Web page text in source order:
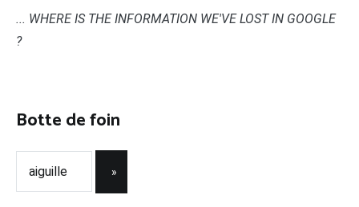
... WHERE IS THE INFORMATION WE'VE LOST IN GOOGLE
?
Botte de foin